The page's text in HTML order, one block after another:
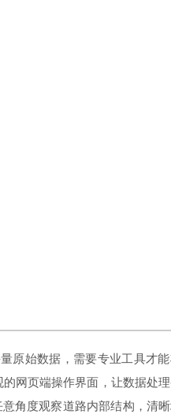
原始数据，需要专业工具才
网页端操作界面，让数据处
角度观察道路内部结构，清